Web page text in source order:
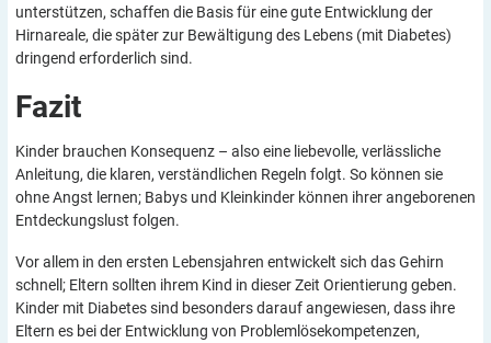
unterstützen, schaffen die Basis für eine gute Entwicklung der
Hirnareale, die später zur Bewältigung des Lebens (mit Diabetes)
dringend erforderlich sind.
Fazit
Kinder brauchen Konsequenz – also eine liebevolle, verlässliche
Anleitung, die klaren, verständlichen Regeln folgt. So können sie
ohne Angst lernen; Babys und Kleinkinder können ihrer angeborenen
Entdeckungslust folgen.
Vor allem in den ersten Lebensjahren entwickelt sich das Gehirn
schnell; Eltern sollten ihrem Kind in dieser Zeit Orientierung geben.
Kinder mit Diabetes sind besonders darauf angewiesen, dass ihre
Eltern es bei der Entwicklung von Problemlösekompetenzen,